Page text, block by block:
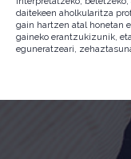
daitekeen aholkularitza
gain hartzen atal honetan
gaineko erantzukizunik,
eguneratzeari,